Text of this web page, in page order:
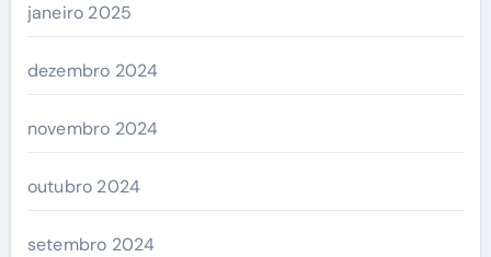
janeiro 2025
dezembro 2024
novembro 2024
outubro 2024
setembro 2024